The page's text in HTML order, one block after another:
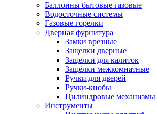
Баллонны бытовые газовые
Водосточные системы
Газовые горелки
Дверная фурнитура
Замки врезные
Защелки дверные
Защелки для калиток
Защёлки межкомнатные
Ручки для дверей
Ручки-кнобы
Цилиндровые механизмы
Инструменты